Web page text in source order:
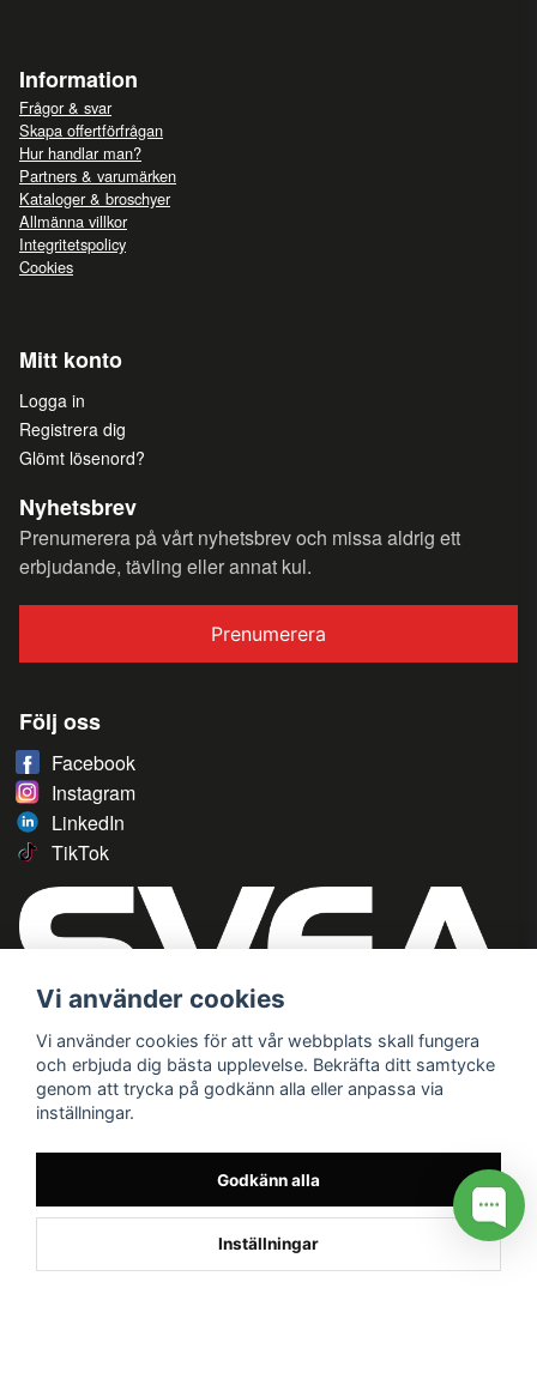
Information
Frågor & svar
Skapa offertförfrågan
Hur handlar man?
Partners & varumärken
Kataloger & broschyer
Allmänna villkor
Integritetspolicy
Cookies
Mitt konto
Logga in
Registrera dig
Glömt lösenord?
Nyhetsbrev
Prenumerera på vårt nyhetsbrev och missa aldrig ett
erbjudande, tävling eller annat kul.
Prenumerera
Följ oss
Facebook
Instagram
LinkedIn
TikTok
Vi använder cookies
Vi använder cookies för att vår webbplats skall fungera
och erbjuda dig bästa upplevelse. Bekräfta ditt samtycke
genom att trycka på godkänn alla eller anpassa via
inställningar.
Godkänn alla
Inställningar